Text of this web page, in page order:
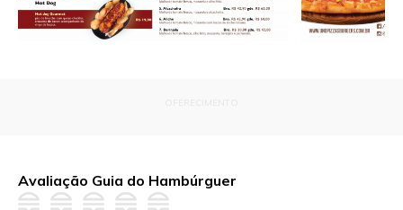
Avaliação Guia do Hambúrguer